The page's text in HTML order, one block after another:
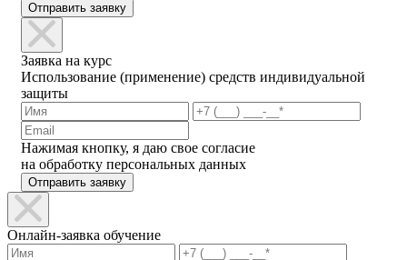
Отправить заявку
Заявка на курс
Использование (применение) средств индивидуальной
защиты
Нажимая кнопку, я даю свое согласие
на обработку персональных данных
Отправить заявку
Онлайн-заявка обучение